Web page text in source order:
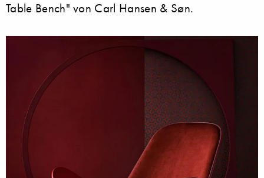
Table Bench" von Carl Hansen & Søn.